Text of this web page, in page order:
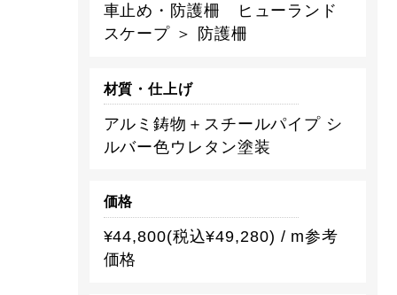
車止め・防護柵 ヒューランド
スケープ ＞ 防護柵
材質・仕上げ
アルミ鋳物＋スチールパイプ シ
ルバー色ウレタン塗装
価格
¥44,800(税込¥49,280) / m参考
価格